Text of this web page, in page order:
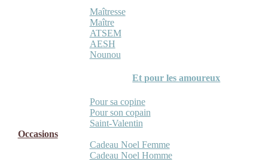
Maîtresse
Maître
ATSEM
AESH
Nounou
Et pour les amoureux
Pour sa copine
Pour son copain
Saint-Valentin
Occasions
Cadeau Noel Femme
Cadeau Noel Homme